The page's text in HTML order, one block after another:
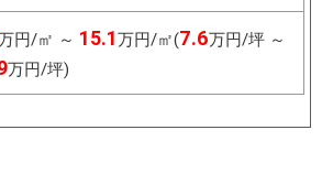
円/㎡ ～ 15.1万円/㎡(7.6万円/坪 ～
万円/坪)